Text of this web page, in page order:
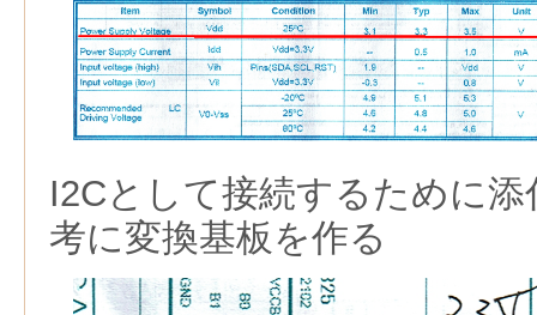
I2Cとして接続するために
考に変換基板を作る